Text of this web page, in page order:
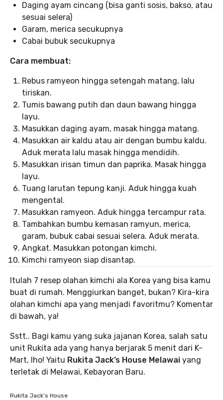
Daging ayam cincang (bisa ganti sosis, bakso, atau
sesuai selera)
Garam, merica secukupnya
Cabai bubuk secukupnya
Cara membuat:
Rebus ramyeon hingga setengah matang, lalu
tiriskan.
Tumis bawang putih dan daun bawang hingga
layu.
Masukkan daging ayam, masak hingga matang.
Masukkan air kaldu atau air dengan bumbu kaldu.
Aduk merata lalu masak hingga mendidih.
Masukkan irisan timun dan paprika. Masak hingga
layu.
Tuang larutan tepung kanji. Aduk hingga kuah
mengental.
Masukkan ramyeon. Aduk hingga tercampur rata.
Tambahkan bumbu kemasan ramyun, merica,
garam, bubuk cabai sesuai selera. Aduk merata.
Angkat. Masukkan potongan kimchi.
Kimchi ramyeon siap disantap.
Itulah 7 resep olahan kimchi ala Korea yang bisa kamu
buat di rumah. Menggiurkan banget, bukan? Kira-kira
olahan kimchi apa yang menjadi favoritmu? Komentar
di bawah, ya!
Sstt.. Bagi kamu yang suka jajanan Korea, salah satu
unit Rukita ada yang hanya berjarak 5 menit dari K-
Mart, lho! Yaitu Rukita Jack’s House Melawai yang
terletak di Melawai, Kebayoran Baru.
Rukita Jack’s House